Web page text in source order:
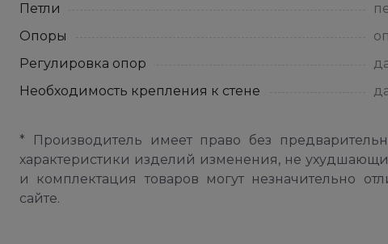
Петли
Опоры
Регулировка опор
Необходимость крепления к стене
* Производитель имеет право без
характеристики изделий изменения, не
и комплектация товаров могут незначительно
сайте.